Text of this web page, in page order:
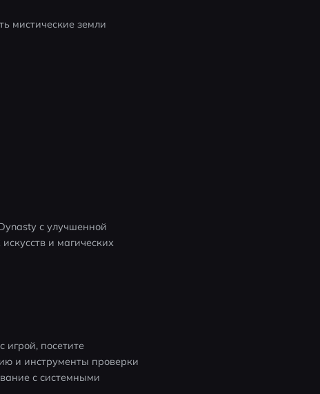
мистические земли
с улучшенной
и магических
игрой, посетите
и инструменты проверки
с системными